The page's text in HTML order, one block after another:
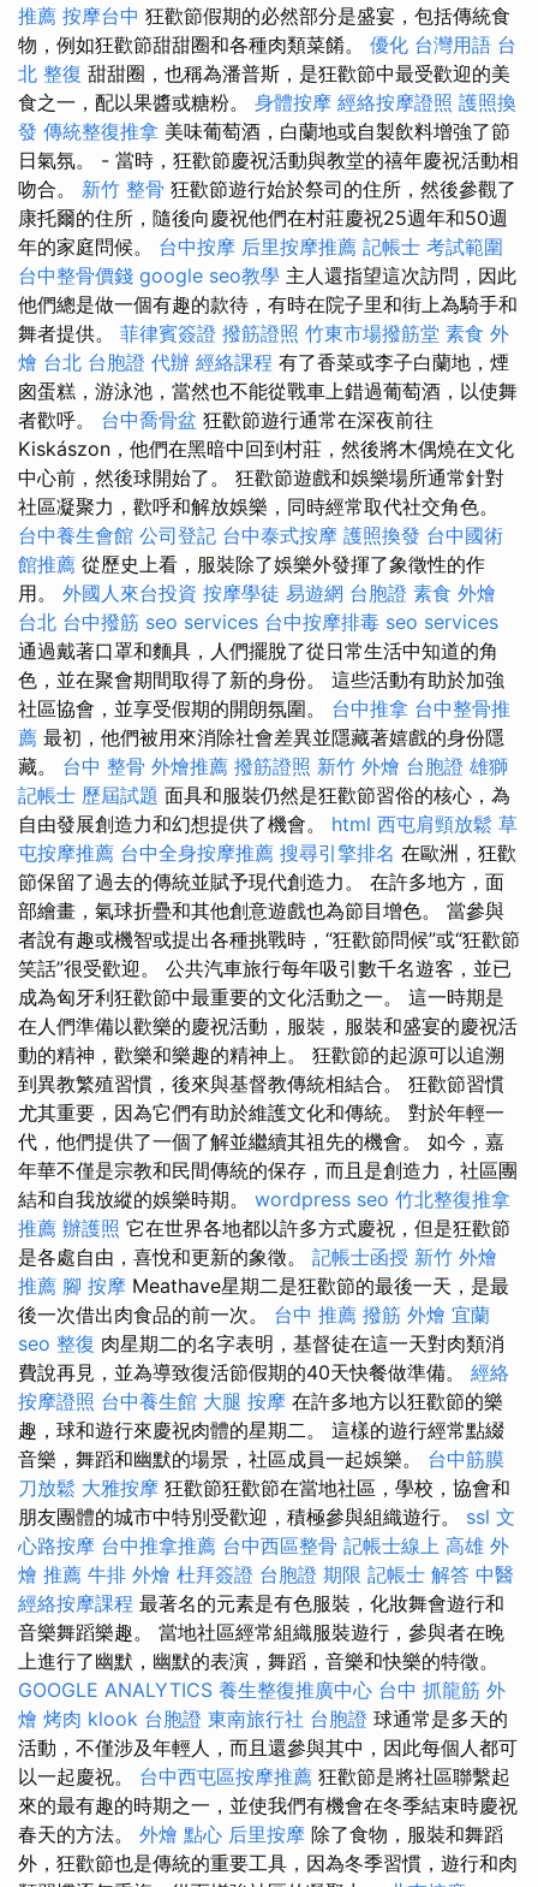
推薦 按摩台中 狂歡節假期的必然部分是盛宴，包括傳統食
物，例如狂歡節甜甜圈和各種肉類菜餚。 優化 台灣用語 台
北 整復 甜甜圈，也稱為潘普斯，是狂歡節中最受歡迎的美
食之一，配以果醬或糖粉。 身體按摩 經絡按摩證照 護照換
發 傳統整復推拿 美味葡萄酒，白蘭地或自製飲料增強了節
日氣氛。 - 當時，狂歡節慶祝活動與教堂的禧年慶祝活動相
吻合。 新竹 整骨 狂歡節遊行始於祭司的住所，然後參觀了
康托爾的住所，隨後向慶祝他們在村莊慶祝25週年和50週
年的家庭問候。 台中按摩 后里按摩推薦 記帳士 考試範圍
台中整骨價錢 google seo教學 主人還指望這次訪問，因此
他們總是做一個有趣的款待，有時在院子里和街上為騎手和
舞者提供。 菲律賓簽證 撥筋證照 竹東市場撥筋堂 素食 外
燴 台北 台胞證 代辦 經絡課程 有了香菜或李子白蘭地，煙
囪蛋糕，游泳池，當然也不能從戰車上錯過葡萄酒，以使舞
者歡呼。 台中喬骨盆 狂歡節遊行通常在深夜前往
Kiskászon，他們在黑暗中回到村莊，然後將木偶燒在文化
中心前，然後球開始了。 狂歡節遊戲​​和娛樂場所通常針對
社區凝聚力，歡呼和解放娛樂，同時經常取代社交角色。
台中養生會館 公司登記 台中泰式按摩 護照換發 台中國術
館推薦 從歷史上看，服裝除了娛樂外發揮了象徵性的作
用。 外國人來台投資 按摩學徒 易遊網 台胞證 素食 外燴
台北 台中撥筋 seo services 台中按摩排毒 seo services
通過戴著口罩和麵具，人們擺脫了從日常生活中知道的角
色，並在聚會期間取得了新的身份。 這些活動有助於加強
社區協會，並享受假期的開朗氛圍。 台中推拿 台中整骨推
薦 最初，他們被用來消除社會差異並隱藏著嬉戲的身份隱
藏。 台中 整骨 外燴推薦 撥筋證照 新竹 外燴 台胞證 雄獅
記帳士 歷屆試題 面具和服裝仍然是狂歡節習俗的核心，為
自由發展創造力和幻想提供了機會。 html 西屯肩頸放鬆 草
屯按摩推薦 台中全身按摩推薦 搜尋引擎排名 在歐洲，狂歡
節保留了過去的傳統並賦予現代創造力。 在許多地方，面
部繪畫，氣球折疊和其他創意遊戲也為節目增色。 當參與
者說有趣或機智或提出各種挑戰時，“狂歡節問候”或“狂歡節
笑話”很受歡迎。 公共汽車旅行每年吸引數千名遊客，並已
成為匈牙利狂歡節中最重要的文化活動之一。 這一時期是
在人們準備以歡樂的慶祝活動，服裝，服裝和盛宴的慶祝活
動的精神，歡樂和樂趣的精神上。 狂歡節的起源可以追溯
到異教繁殖習慣，後來與基督教傳統相結合。 狂歡節習慣
尤其重要，因為它們有助於維護文化和傳統。 對於年輕一
代，他們提供了一個了解並繼續其祖先的機會。 如今，嘉
年華不僅是宗教和民間傳統的保存，而且是創造力，社區團
結和自我放縱的娛樂時期。 wordpress seo 竹北整復推拿
推薦 辦護照 它在世界各地都以許多方式慶祝，但是狂歡節
是各處自由，喜悅和更新的象徵。 記帳士函授 新竹 外燴
推薦 腳 按摩 Meathave星期二是狂歡節的最後一天，是最
後一次借出肉食品的前一次。 台中 推薦 撥筋 外燴 宜蘭
seo 整復 肉星期二的名字表明，基督徒在這一天對肉類消
費說再見，並為導致復活節假期的40天快餐做準備。 經絡
按摩證照 台中養生館 大腿 按摩 在許多地方以狂歡節的樂
趣，球和遊行來慶祝肉體的星期二。 這樣的遊行經常點綴
音樂，舞蹈和幽默的場景，社區成員一起娛樂。 台中筋膜
刀放鬆 大雅按摩 狂歡節狂歡節在當地社區，學校，協會和
朋友團體的城市中特別受歡迎，積極參與組織遊行。 ssl 文
心路按摩 台中推拿推薦 台中西區整骨 記帳士線上 高雄 外
燴 推薦 牛排 外燴 杜拜簽證 台胞證 期限 記帳士 解答 中醫
經絡按摩課程 最著名的元素是有色服裝，化妝舞會遊行和
音樂舞蹈樂趣。 當地社區經常組織服裝遊行，參與者在晚
上進行了幽默，幽默的表演，舞蹈，音樂和快樂的特徵。
GOOGLE ANALYTICS 養生整復推廣中心 台中 抓龍筋 外
燴 烤肉 klook 台胞證 東南旅行社 台胞證 球通常是多天的
活動，不僅涉及年輕人，而且還參與其中，因此每個人都可
以一起慶祝。 台中西屯區按摩推薦 狂歡節是將社區聯繫起
來的最有趣的時期之一，並使我們有機會在冬季結束時慶祝
春天的方法。 外燴 點心 后里按摩 除了食物，服裝和舞蹈
外，狂歡節也是傳統的重要工具，因為冬季習慣，遊行和肉